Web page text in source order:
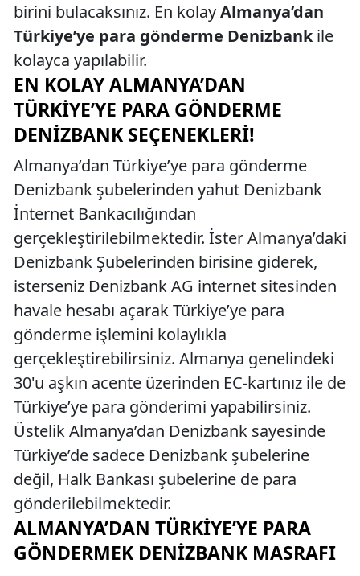
birini bulacaksınız. En kolayAlmanya’dan
Türkiye’ye para gönderme Denizbankile
kolayca yapılabilir.
EN KOLAY ALMANYA’DAN
TÜRKIYE’YE PARA GÖNDERME
DENIZBANK SEÇENEKLERI!
Almanya’dan Türkiye’ye para gönderme
Denizbank şubelerinden yahut Denizbank
İnternet Bankacılığından
gerçekleştirilebilmektedir. İster Almanya’daki
Denizbank Şubelerinden birisine giderek,
isterseniz Denizbank AG internet sitesinden
havale hesabı açarak Türkiye’ye para
gönderme işlemini kolaylıkla
gerçekleştirebilirsiniz. Almanya genelindeki
30'u aşkın acente üzerinden EC-kartınız ile de
Türkiye’ye para gönderimi yapabilirsiniz.
Üstelik Almanya’dan Denizbank sayesinde
Türkiye’de sadece Denizbank şubelerine
değil, Halk Bankası şubelerine de para
gönderilebilmektedir.
ALMANYA’DAN TÜRKIYE’YE PARA
GÖNDERMEK DENIZBANK MASRAFI